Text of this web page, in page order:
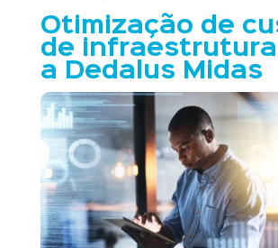
Otimização de
de infraestrutura
a Dedalus Midas